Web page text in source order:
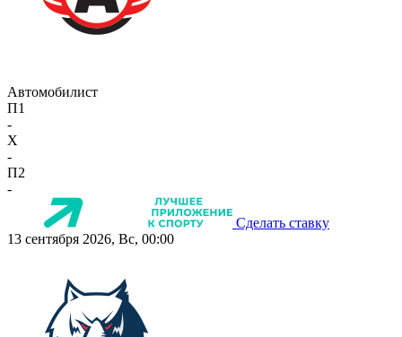
Автомобилист
П1
-
X
-
П2
-
Сделать ставку
13 сентября 2026, Вс, 00:00